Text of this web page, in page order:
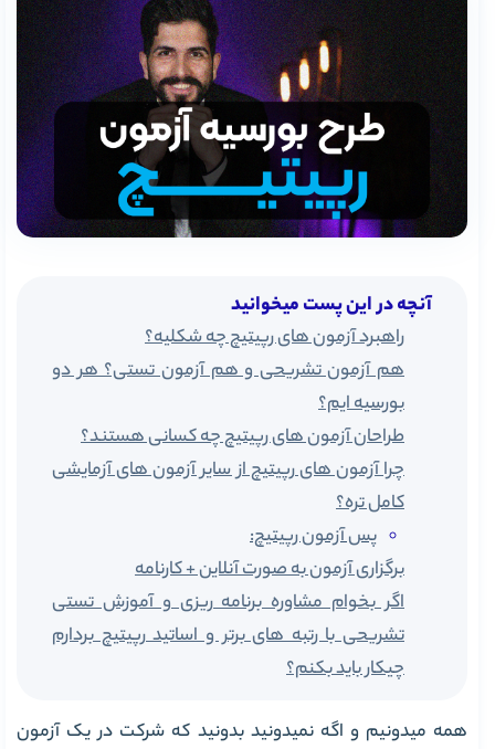
آنچه در این پست میخوانید
راهبرد آزمون های رپیتیچ چه شکلیه؟
هم آزمون تشریحی و هم آزمون تستی؟ هر دو
بورسیه ایم؟
طراحان آزمون های رپیتیچ چه کسانی هستند؟
چرا آزمون های رپیتیچ از سایر آزمون های آزمایشی
کامل تره؟
پس آزمون رپیتیچ:
برگزاری آزمون به صورت آنلاین + کارنامه
اگر بخوام مشاوره برنامه ریزی و آموزش تستی
تشریحی با رتبه های برتر و اساتید رپیتیچ بردارم
چیکار باید بکنم؟
همه میدونیم و اگه نمیدونید بدونید که شرکت در یک آزمون